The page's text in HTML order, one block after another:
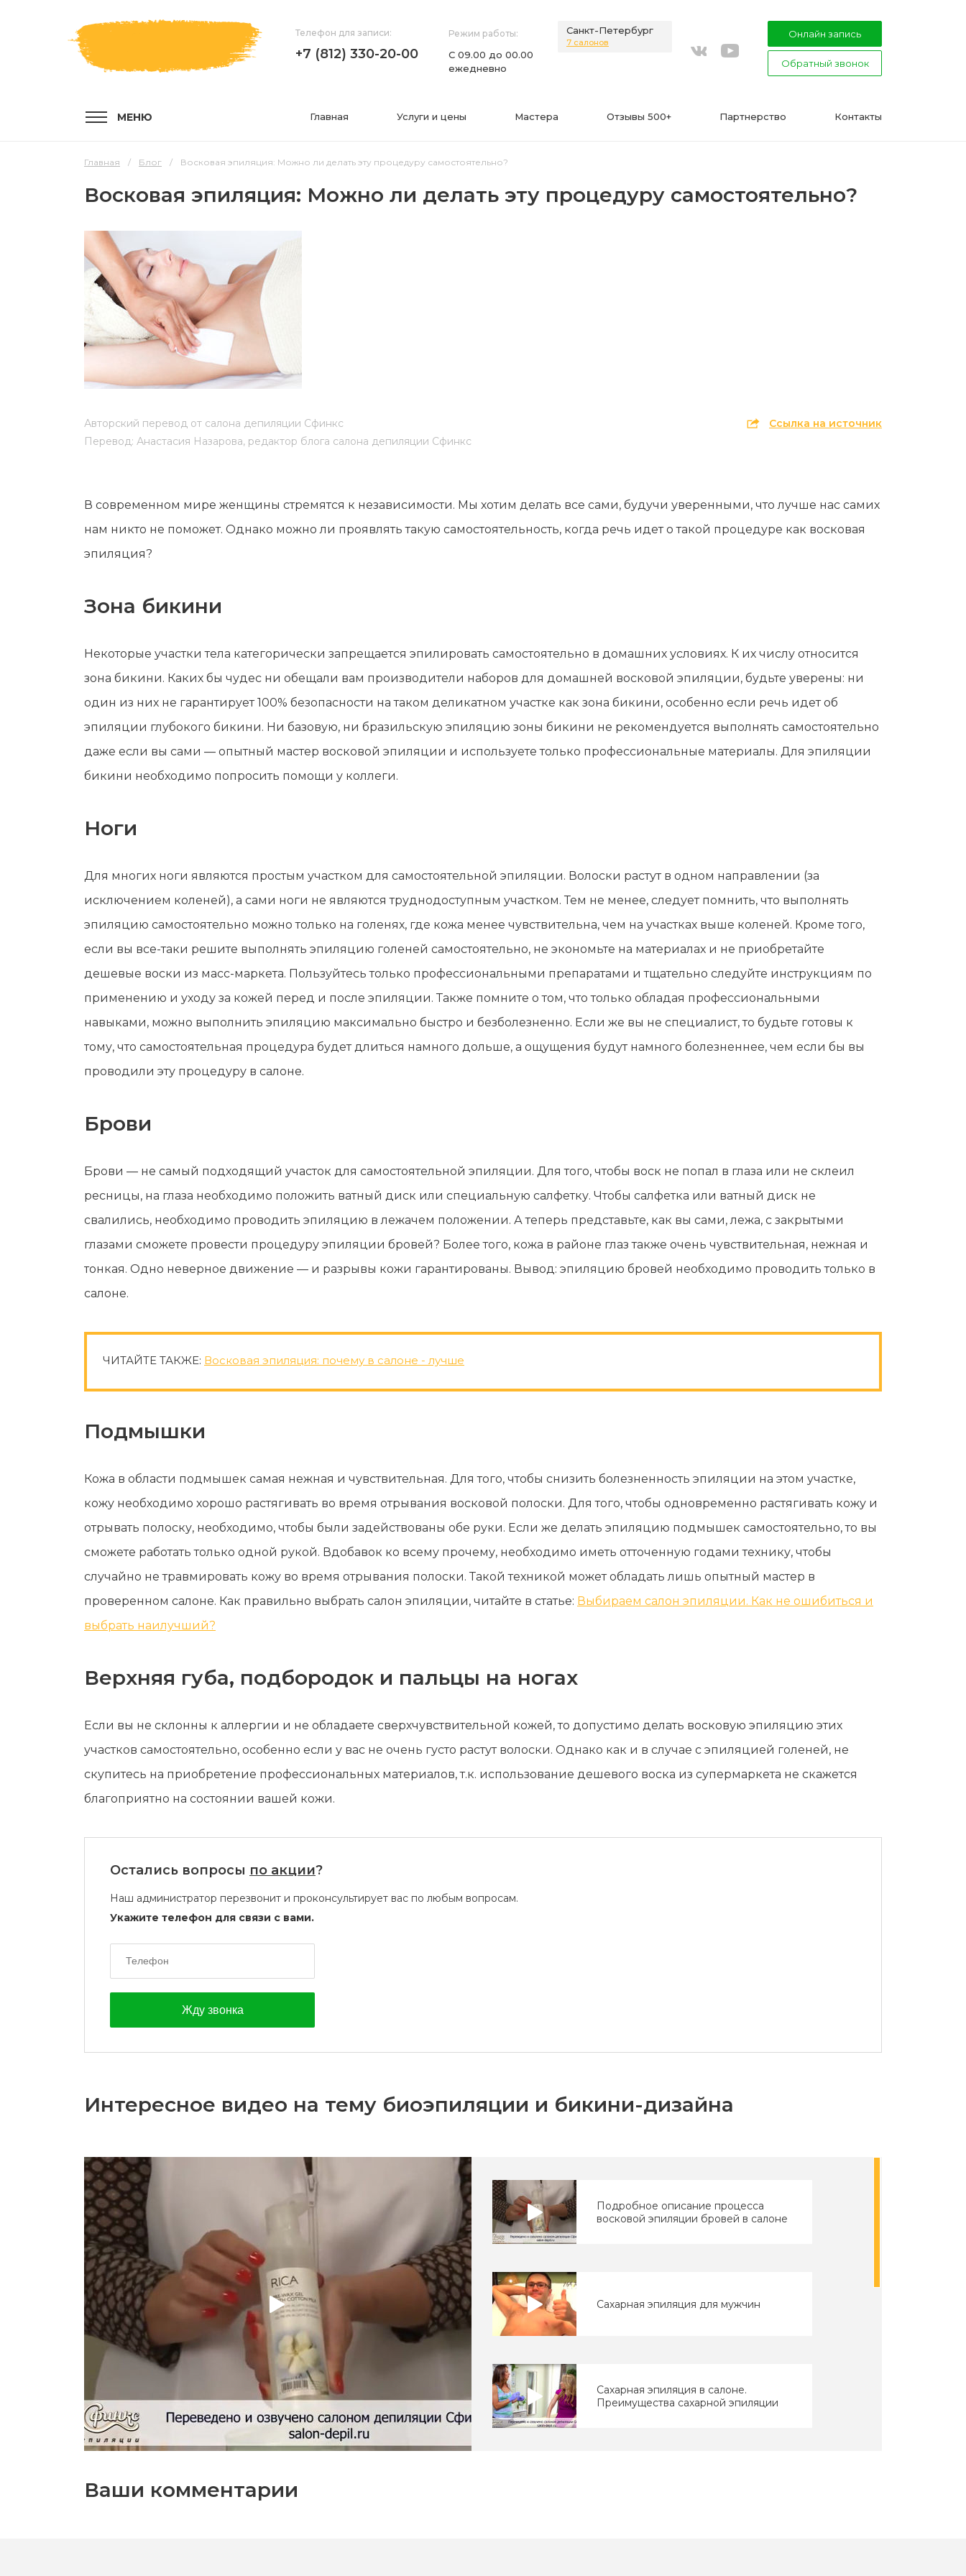
Телефон для записи:
+7 (812) 330-20-00
Режим работы:
С 09.00 до 00.00
ежедневно
Санкт-Петербург
7 салонов
youtube
Онлайн запись
Обратный звонок
Главная Услуги и цены Мастера Отзывы 500+ Партнерство Контакты
МЕНЮ
Услуги и цены
Эпиляция воском
Шугаринг
Мужская депиляция
Партнерство
Контакты
Эпиляция или депиляция?
Главная Блог Восковая эпиляция: Можно ли делать эту процедуру самостоятельно?
Восковая эпиляция: Можно ли делать эту процедуру самостоятельно?
Авторский перевод от салона депиляции Сфинкс
Перевод: Анастасия Назарова, редактор блога салона депиляции Сфинкс
Ссылка на источник
В современном мире женщины стремятся к независимости. Мы хотим делать все сами, будучи уверенными, что лучше нас самих
нам никто не поможет. Однако можно ли проявлять такую самостоятельность, когда речь идет о такой процедуре как восковая
эпиляция?
Зона бикини
Некоторые участки тела категорически запрещается эпилировать самостоятельно в домашних условиях. К их числу относится
зона бикини. Каких бы чудес ни обещали вам производители наборов для домашней восковой эпиляции, будьте уверены: ни
один из них не гарантирует 100% безопасности на таком деликатном участке как зона бикини, особенно если речь идет об
эпиляции глубокого бикини. Ни базовую, ни бразильскую эпиляцию зоны бикини не рекомендуется выполнять самостоятельно
даже если вы сами — опытный мастер восковой эпиляции и используете только профессиональные материалы. Для эпиляции
бикини необходимо попросить помощи у коллеги.
Ноги
Для многих ноги являются простым участком для самостоятельной эпиляции. Волоски растут в одном направлении (за
исключением коленей), а сами ноги не являются труднодоступным участком. Тем не менее, следует помнить, что выполнять
эпиляцию самостоятельно можно только на голенях, где кожа менее чувствительна, чем на участках выше коленей. Кроме того,
если вы все-таки решите выполнять эпиляцию голеней самостоятельно, не экономьте на материалах и не приобретайте
дешевые воски из масс-маркета. Пользуйтесь только профессиональными препаратами и тщательно следуйте инструкциям по
применению и уходу за кожей перед и после эпиляции. Также помните о том, что только обладая профессиональными
навыками, можно выполнить эпиляцию максимально быстро и безболезненно. Если же вы не специалист, то будьте готовы к
тому, что самостоятельная процедура будет длиться намного дольше, а ощущения будут намного болезненнее, чем если бы вы
проводили эту процедуру в салоне.
Брови
Брови — не самый подходящий участок для самостоятельной эпиляции. Для того, чтобы воск не попал в глаза или не склеил
ресницы, на глаза необходимо положить ватный диск или специальную салфетку. Чтобы салфетка или ватный диск не
свалились, необходимо проводить эпиляцию в лежачем положении. А теперь представьте, как вы сами, лежа, с закрытыми
глазами сможете провести процедуру эпиляции бровей? Более того, кожа в районе глаз также очень чувствительная, нежная и
тонкая. Одно неверное движение — и разрывы кожи гарантированы. Вывод: эпиляцию бровей необходимо проводить только в
салоне.
ЧИТАЙТЕ ТАКЖЕ: Восковая эпиляция: почему в салоне - лучше
Подмышки
Кожа в области подмышек самая нежная и чувствительная. Для того, чтобы снизить болезненность эпиляции на этом участке,
кожу необходимо хорошо растягивать во время отрывания восковой полоски. Для того, чтобы одновременно растягивать кожу и
отрывать полоску, необходимо, чтобы были задействованы обе руки. Если же делать эпиляцию подмышек самостоятельно, то вы
сможете работать только одной рукой. Вдобавок ко всему прочему, необходимо иметь отточенную годами технику, чтобы
случайно не травмировать кожу во время отрывания полоски. Такой техникой может обладать лишь опытный мастер в
проверенном салоне. Как правильно выбрать салон эпиляции, читайте в статье: Выбираем салон эпиляции. Как не ошибиться и
выбрать наилучший?
Верхняя губа, подбородок и пальцы на ногах
Если вы не склонны к аллергии и не обладаете сверхчувствительной кожей, то допустимо делать восковую эпиляцию этих
участков самостоятельно, особенно если у вас не очень густо растут волоски. Однако как и в случае с эпиляцией голеней, не
скупитесь на приобретение профессиональных материалов, т.к. использование дешевого воска из супермаркета не скажется
благоприятно на состоянии вашей кожи.
Остались вопросы по акции?
Наш администратор перезвонит и проконсультирует вас по любым вопросам.
Укажите телефон для связи с вами.
Интересное видео на тему биоэпиляции и бикини-дизайна
Подробное описание процесса
восковой эпиляции бровей в салоне
Сахарная эпиляция для мужчин
Сахарная эпиляция в салоне.
Преимущества сахарной эпиляции
Ваши комментарии